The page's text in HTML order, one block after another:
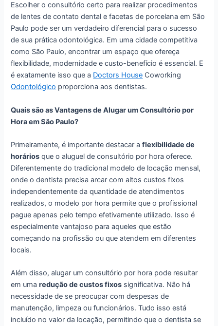
Escolher o consultório certo para realizar procedimentos
de lentes de contato dental e facetas de porcelana em São
Paulo pode ser um verdadeiro diferencial para o sucesso
de sua prática odontológica. Em uma cidade competitiva
como São Paulo, encontrar um espaço que ofereça
flexibilidade, modernidade e custo-benefício é essencial. E
é exatamente isso que a Doctors House Coworking
Odontológico proporciona aos dentistas.
Quais são as Vantagens de Alugar um Consultório por
Hora em São Paulo?
Primeiramente, é importante destacar aflexibilidade de
horários que o aluguel de consultório por hora oferece.
Diferentemente do tradicional modelo de locação mensal,
onde o dentista precisa arcar com altos custos fixos
independentemente da quantidade de atendimentos
realizados, o modelo por hora permite que o profissional
pague apenas pelo tempo efetivamente utilizado. Isso é
especialmente vantajoso para aqueles que estão
começando na profissão ou que atendem em diferentes
locais.
Além disso, alugar um consultório por hora pode resultar
em umaredução de custos fixos significativa. Não há
necessidade de se preocupar com despesas de
manutenção, limpeza ou funcionários. Tudo isso está
incluído no valor da locação, permitindo que o dentista se